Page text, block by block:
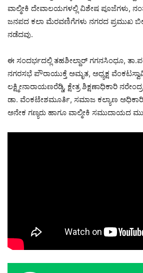
ವಾಲ್ಮೀಕಿ ದೇವಾಲಯಗಳಲ್ಲಿ ವಿಶೇಷ ಪೂಜೆಗಳು,
ಜನಪದ ಕಲಾ ಮೆರವಣಿಗೆಗಳು ನಗರದ ಪ್ರಮುಖ
ನಡೆದವು.
ಈ ಸಂದರ್ಭದಲ್ಲಿ ತಹಶೀಲ್ದಾರ್ ಗಗನಸಿಂಧೂ,
ನಗರಸಭೆ ಪೌರಾಯುಕ್ತೆ ಅಮೃತ, ಅಧ್ಯಕ್ಷ
ಲಕ್ಷ್ಮೀನಾರಾಯಣರೆಡ್ಡಿ, ಕ್ಷೇತ್ರ ಶಿಕ್ಷಣಾಧಿಕಾರಿ
ಡಾ. ವೆಂಕಟೇಶಮೂರ್ತಿ, ಸಮಾಜ ಕಲ್ಯಾಣ
ಅನೇಕ ಗಣ್ಯರು ಹಾಗೂ ವಾಲ್ಮೀಕಿ ಸಮುದಾಯದ